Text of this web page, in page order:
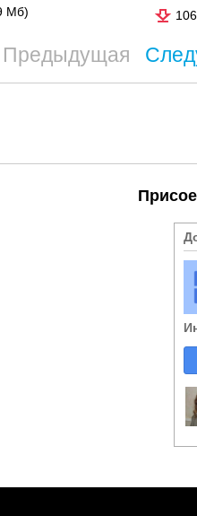
Мб) 106
Предыдущая